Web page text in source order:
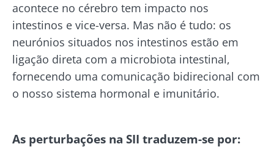
acontece no cérebro tem impacto nos
intestinos e vice-versa. Mas não é tudo: os
neurónios situados nos intestinos estão em
ligação direta com a microbiota intestinal,
fornecendo uma comunicação bidirecional com
o nosso sistema hormonal e imunitário.
As perturbações na SII traduzem-se por: